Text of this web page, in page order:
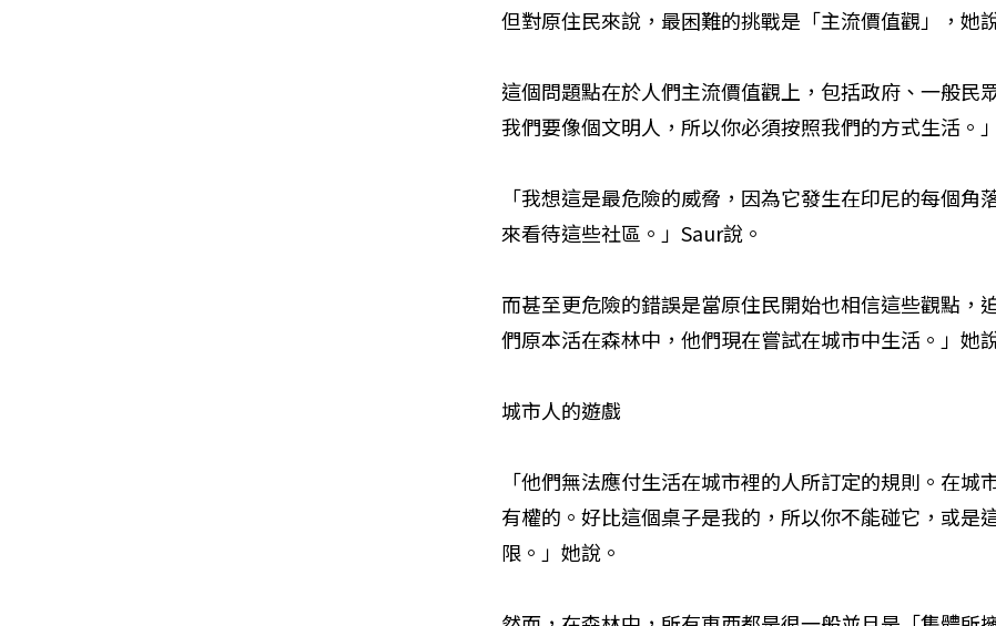
但對原住民來說，最困難的挑戰是「主流價值觀」，她
這個問題點在於人們主流價值觀上，包括政府、一般民
我們要像個文明人，所以你必須按照我們的方式生活。
「我想這是最危險的威脅，因為它發生在印尼的每個
來看待這些社區。」Saur說。
而甚至更危險的錯誤是當原住民開始也相信這些觀點，
們原本活在森林中，他們現在嘗試在城市中生活。」她
城市人的遊戲
「他們無法應付生活在城市裡的人所訂定的規則。在
有權的。好比這個桌子是我的，所以你不能碰它，或是
限。」她說。